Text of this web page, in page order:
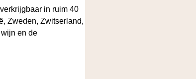
in ruim 40
Zweden, Zwitserland,
en de